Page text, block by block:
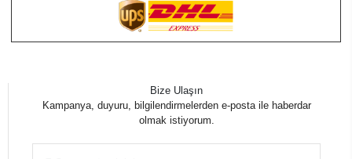
Bize Ulaşın
Kampanya, duyuru, bilgilendirmelerden e-posta ile haberdar
olmak istiyorum.